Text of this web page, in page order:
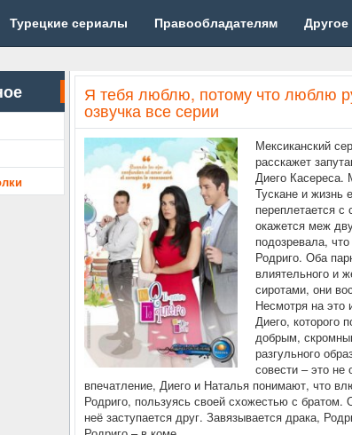
Турецкие сериалы Правообладателям Другое
Я тебя люблю, потому что люблю
озвучка все серии
Мексиканский
расскажет
Диего Касереса.
Тускане и жизнь
переплетается
окажется меж
подозревала,
Родриго. Оба
влиятельного и
сиротами, они
Несмотря на это
Диего, которого
добрым,
разгульного
совести – это
впечатление, Диего и Наталья понимают, что
Родриго, пользуясь своей схожестью с
неё заступается друг. Завязывается драка,